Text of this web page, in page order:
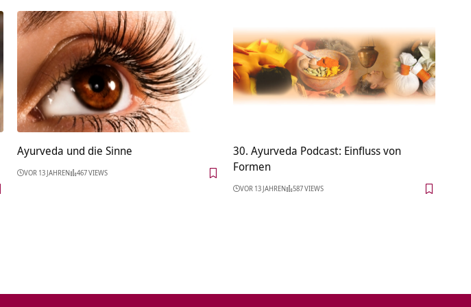
Ayurveda und die Sinne
VOR 13 JAHREN 467 VIEWS
30. Ayurveda Podcast: Einfluss von
Formen
VOR 13 JAHREN 587 VIEWS